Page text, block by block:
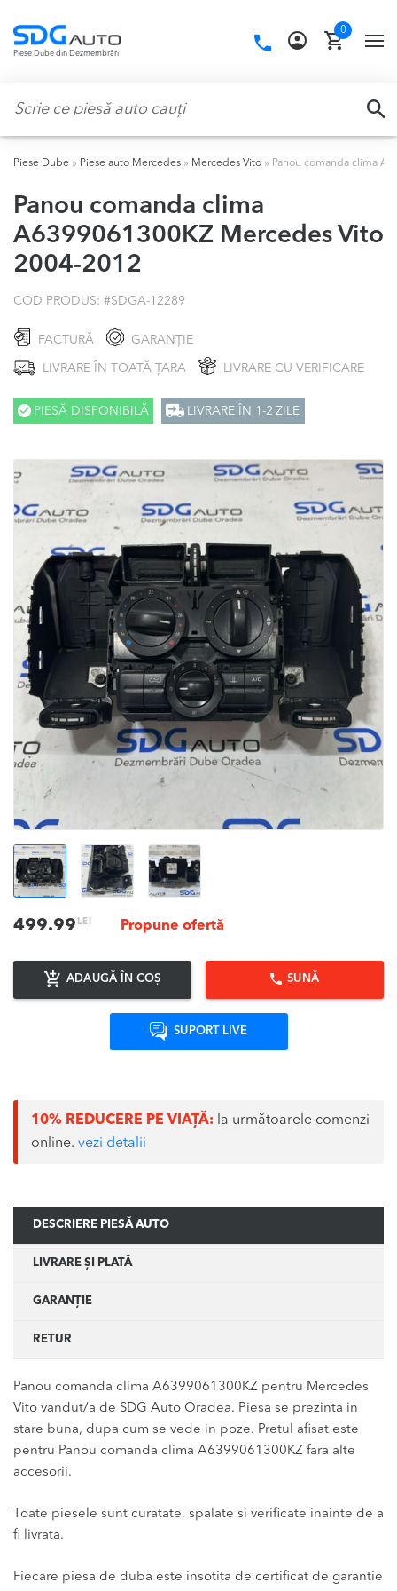
navigation
content
Piese Dube din Dezmembrări
Call
0
Piese Dube » Piese auto Mercedes » Mercedes Vito » Panou comanda clima
Panou comanda clima
A6399061300KZ Mercedes Vito
2004-2012
COD PRODUS: #SDGA-12289
FACTURĂ GARANȚIE
LIVRARE ÎN TOATĂ ȚARA LIVRARE CU VERIFICARE
PIESĂ DISPONIBILĂ LIVRARE ÎN 1-2 ZILE
499.99 LEI Propune ofertă
ADAUGĂ ÎN COȘ SUNĂ
SUPORT LIVE
10% REDUCERE PE VIAȚĂ: la următoarele comenzi
online. vezi detalii
DESCRIERE PIESĂ AUTO
LIVRARE ȘI PLATĂ
GARANȚIE
RETUR
Panou comanda clima A6399061300KZ pentru Mercedes
Vito vandut/a de SDG Auto Oradea. Piesa se prezinta in
stare buna, dupa cum se vede in poze. Pretul afisat este
pentru Panou comanda clima A6399061300KZ fara alte
accesorii.
Toate piesele sunt curatate, spalate si verificate inainte de a
fi livrata.
Fiecare piesa de duba este insotita de certificat de garantie